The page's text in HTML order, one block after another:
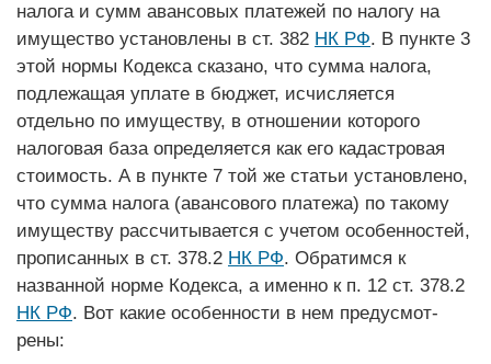
налога и сумм авансовых платежей по налогу на
имущество установлены в ст. 382 НК РФ. В пункте 3
этой нормы Кодекса сказано, что сумма налога,
подлежащая уплате в бюджет, исчисляется
отдельно по имуществу, в отношении которого
налоговая база определяется как его кадастровая
стоимость. А в пунк­те 7 той же статьи установлено,
что сумма налога (авансового платежа) по такому
имуществу рассчитывается с учетом особенностей,
прописанных в ст. 378.2 НК РФ. Обратимся к
названной норме Кодекса, а именно к п. 12 ст. 378.2
НК РФ. Вот какие особенности в нем предусмот­
рены: